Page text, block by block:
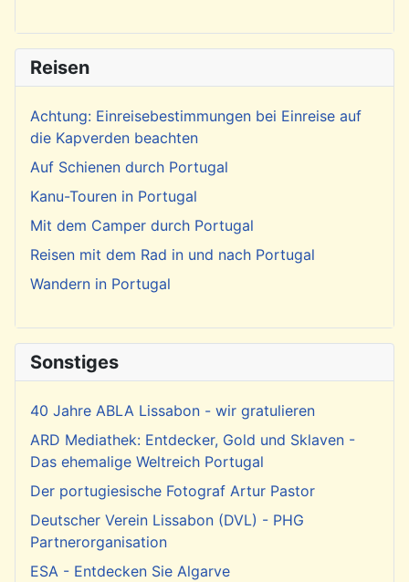
Reisen
Achtung: Einreisebestimmungen bei Einreise auf
die Kapverden beachten
Auf Schienen durch Portugal
Kanu-Touren in Portugal
Mit dem Camper durch Portugal
Reisen mit dem Rad in und nach Portugal
Wandern in Portugal
Sonstiges
40 Jahre ABLA Lissabon - wir gratulieren
ARD Mediathek: Entdecker, Gold und Sklaven -
Das ehemalige Weltreich Portugal
Der portugiesische Fotograf Artur Pastor
Deutscher Verein Lissabon (DVL) - PHG
Partnerorganisation
ESA - Entdecken Sie Algarve